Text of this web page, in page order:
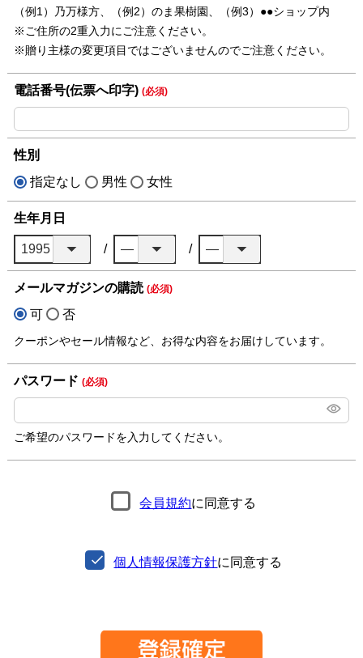
（例1）乃万様方、（例2）のま果樹園、（例3）●●ショップ内
※ご住所の2重入力にご注意ください。
※贈り主様の変更項目ではございませんのでご注意ください。
電話番号(伝票へ印字) (必須)
性別
指定なし
男性 女性
生年月日
メールマガジンの購読 (必須)
可 否
クーポンやセール情報など、お得な内容をお届けしています。
パスワード (必須)
ご希望のパスワードを入力してください。
会員規約に同意する
個人情報保護方針に同意する